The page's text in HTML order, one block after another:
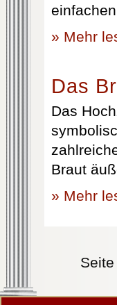
einfachen
» Mehr
Das
Das
Braut
» Mehr